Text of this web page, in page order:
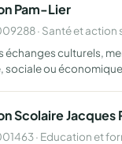
Pam-Lier
· Santé et action
échanges culturels,
sociale ou
Scolaire Jacques
· Education et